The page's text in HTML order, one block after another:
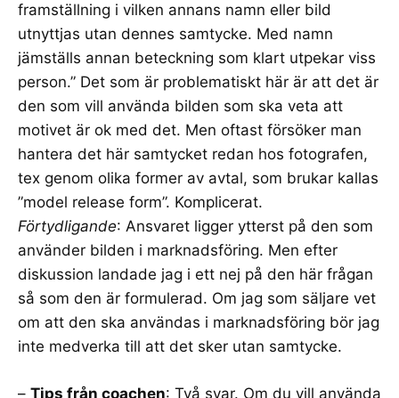
framställning i vilken annans namn eller bild
utnyttjas utan dennes samtycke. Med namn
jämställs annan beteckning som klart utpekar viss
person.” Det som är problematiskt här är att det är
den som vill använda bilden som ska veta att
motivet är ok med det. Men oftast försöker man
hantera det här samtycket redan hos fotografen,
tex genom olika former av avtal, som brukar kallas
”model release form”. Komplicerat.
Förtydligande: Ansvaret ligger ytterst på den som
använder bilden i marknadsföring. Men efter
diskussion landade jag i ett nej på den här frågan
så som den är formulerad. Om jag som säljare vet
om att den ska användas i marknadsföring bör jag
inte medverka till att det sker utan samtycke.
– Tips från coachen: Två svar. Om du vill använda